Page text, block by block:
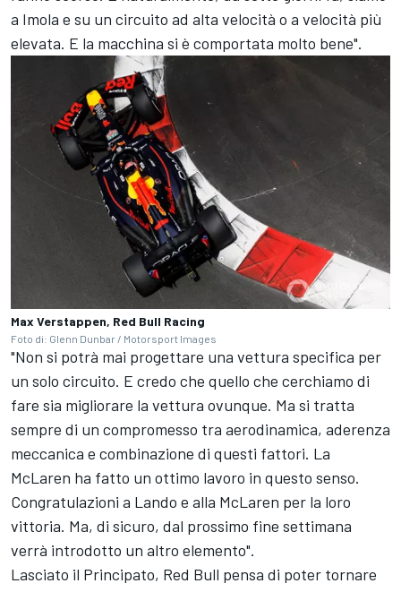
a Imola e su un circuito ad alta velocità o a velocità più
elevata. E la macchina si è comportata molto bene".
Max Verstappen, Red Bull Racing
Foto di: Glenn Dunbar / Motorsport Images
"Non si potrà mai progettare una vettura specifica per
un solo circuito. E credo che quello che cerchiamo di
fare sia migliorare la vettura ovunque. Ma si tratta
sempre di un compromesso tra aerodinamica, aderenza
meccanica e combinazione di questi fattori. La
McLaren ha fatto un ottimo lavoro in questo senso.
Congratulazioni a Lando e alla McLaren per la loro
vittoria. Ma, di sicuro, dal prossimo fine settimana
verrà introdotto un altro elemento".
Lasciato il Principato, Red Bull pensa di poter tornare